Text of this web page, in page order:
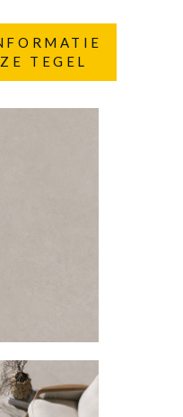
TEGEL